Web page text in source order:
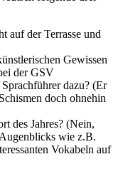
auf der Terrasse und
Gewissen
der GSV
dazu? (Er
doch ohnehin
des Jahres? (Nein,
wie z.B.
Vokabeln auf